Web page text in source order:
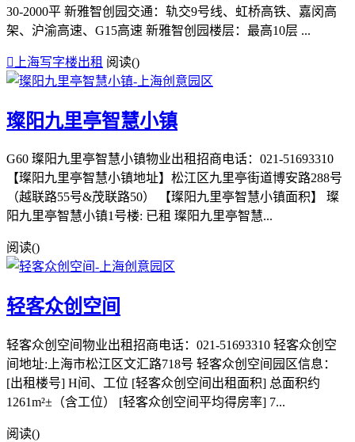
30-2000平 新雅智创园交通：轨交9号线、虹桥高铁、嘉闵高
架、沪渝高速、G15高速 新雅智创园楼层：最高10层 ...
 上海写字楼出租 阅读()
璨阳九里亭智慧小镇
G60 璨阳九里亭智慧小镇物业出租招商电话：021-51693310
【璨阳九里亭智慧小镇地址】松江区九里亭街道博安路288号
（越联路55号&茂联路50） 【璨阳九里亭智慧小镇面积】 璨
阳九里亭智慧小镇1号楼: 已租 璨阳九里亭智慧...
阅读()
轻客众创空间
轻客众创空间物业出租招商电话：021-51693310 轻客众创空
间地址:上海市松江区文汇路718号 轻客众创空间园区信息：
[出租楼号] H间、工位 [轻客众创空间出租面积] 总面积约
1261m²±（含工位） [轻客众创空间平均得房率] 7...
阅读()